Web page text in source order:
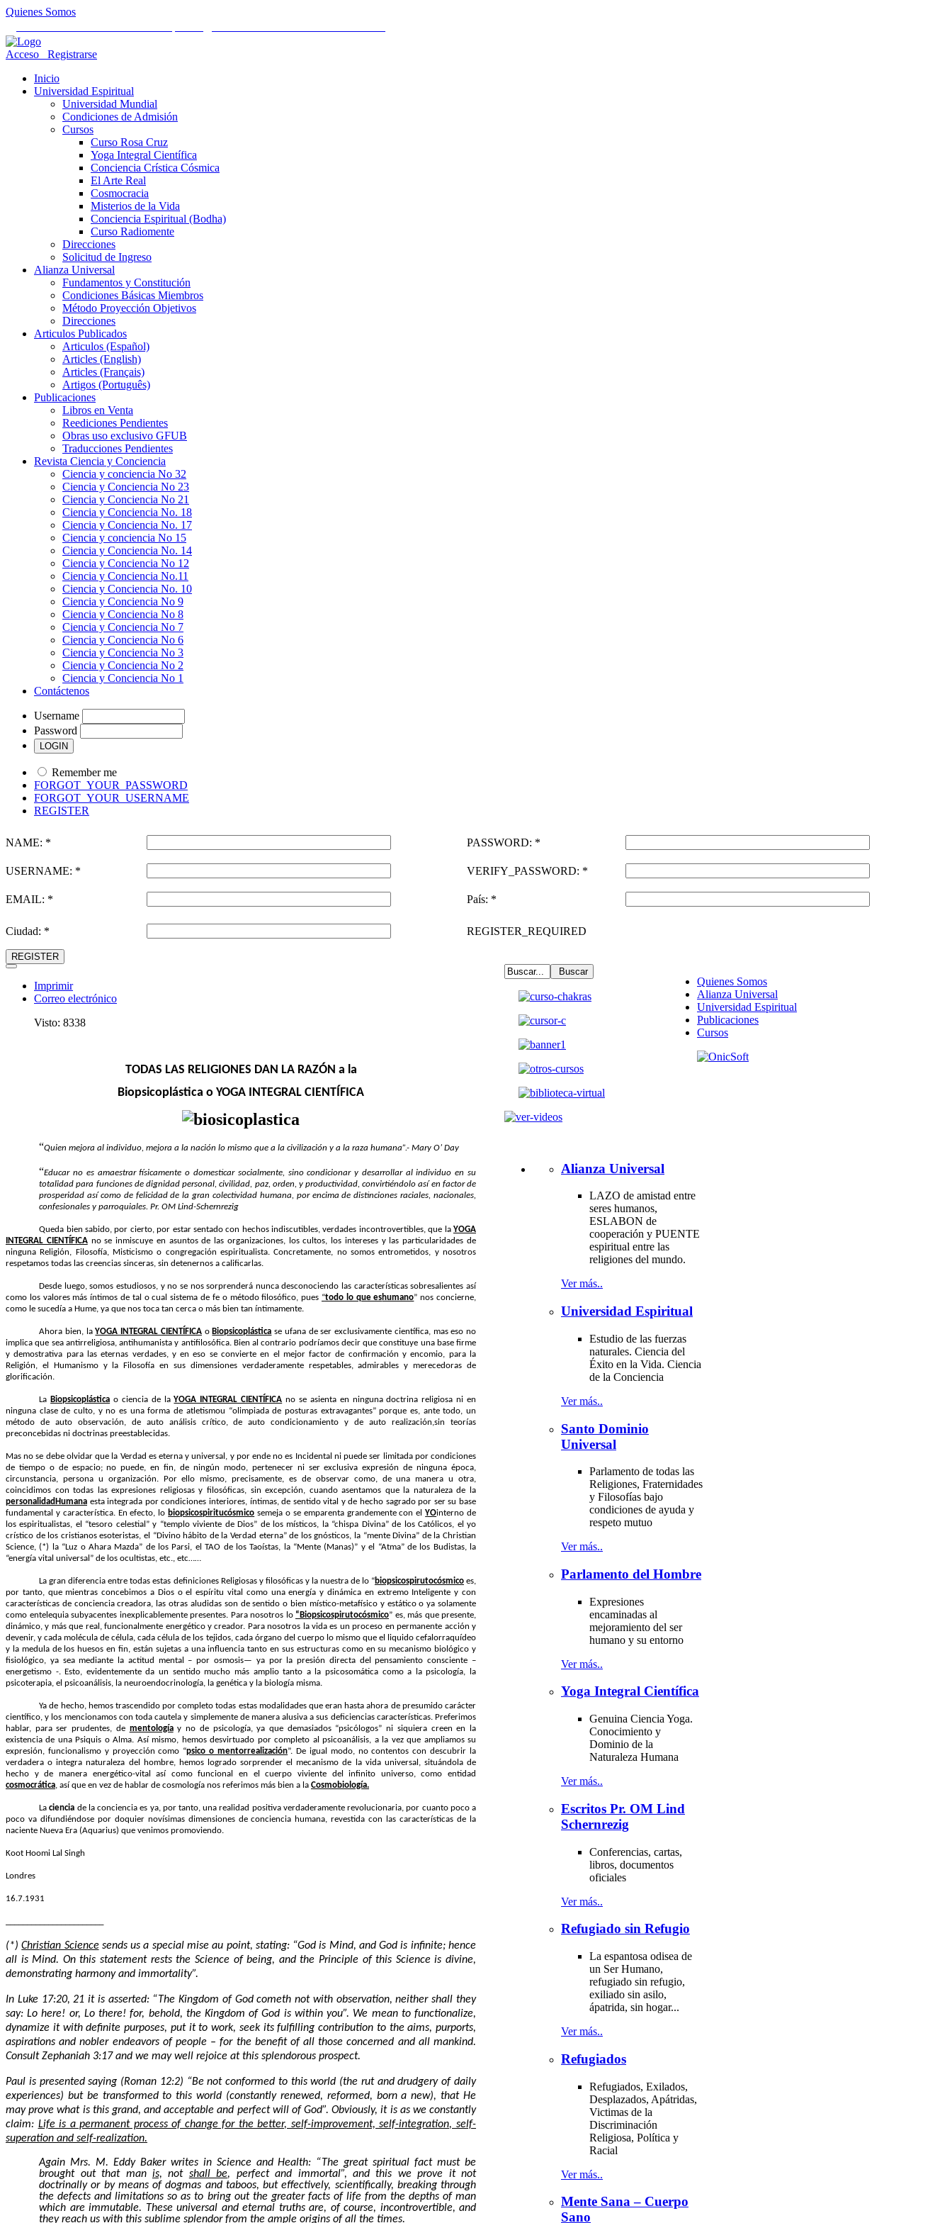
Quienes Somos
Acceso
Registrarse
Inicio
Universidad Espiritual
Universidad Mundial
Condiciones de Admisión
Cursos
Curso Rosa Cruz
Yoga Integral Científica
Conciencia Crística Cósmica
El Arte Real
Cosmocracia
Misterios de la Vida
Conciencia Espiritual (Bodha)
Curso Radiomente
Direcciones
Solicitud de Ingreso
Alianza Universal
Fundamentos y Constitución
Condiciones Básicas Miembros
Método Proyección Objetivos
Direcciones
Articulos Publicados
Articulos (Español)
Articles (English)
Articles (Français)
Artigos (Português)
Publicaciones
Libros en Venta
Reediciones Pendientes
Obras uso exclusivo GFUB
Traducciones Pendientes
Revista Ciencia y Conciencia
Ciencia y conciencia No 32
Ciencia y Conciencia No 23
Ciencia y Conciencia No 21
Ciencia y Conciencia No. 18
Ciencia y Conciencia No. 17
Ciencia y conciencia No 15
Ciencia y Conciencia No. 14
Ciencia y Conciencia No 12
Ciencia y Conciencia No.11
Ciencia y Conciencia No. 10
Ciencia y Conciencia No 9
Ciencia y Conciencia No 8
Ciencia y Conciencia No 7
Ciencia y Conciencia No 6
Ciencia y Conciencia No 3
Ciencia y Conciencia No 2
Ciencia y Conciencia No 1
Contáctenos
Username
Password
Remember me
FORGOT_YOUR_PASSWORD
FORGOT_YOUR_USERNAME
REGISTER
NAME: * PASSWORD: *
USERNAME: * VERIFY_PASSWORD: *
EMAIL: * País: *
Ciudad: * REGISTER_REQUIRED
REGISTER
Imprimir
Correo electrónico
Visto: 8338
TODAS LAS RELIGIONES DAN LA RAZÓN a la
Biopsicoplástica o YOGA INTEGRAL CIENTÍFICA
“Quien mejora al individuo, mejora a la nación lo mismo que a la civilización y a la raza humana”.- Mary O’ Day
“Educar no es amaestrar físicamente o domesticar socialmente, sino condicionar y desarrollar al individuo en su
totalidad para funciones de dignidad personal, civilidad, paz, orden, y productividad, convirtiéndolo así en factor de
prosperidad así como de felicidad de la gran colectividad humana, por encima de distinciones raciales, nacionales,
confesionales y parroquiales. Pr. OM Lind-Schernrezig
Queda bien sabido, por cierto, por estar sentado con hechos indiscutibles, verdades incontrovertibles, que la YOGA
INTEGRAL CIENTÍFICAno se inmiscuye en asuntos de las organizaciones, los cultos, los intereses y las particularidades de
ninguna Religión, Filosofía, Misticismo o congregación espiritualista. Concretamente, no somos entrometidos, y nosotros
respetamos todas las creencias sinceras, sin detenernos a calificarlas.
Desde luego, somos estudiosos, y no se nos sorprenderá nunca desconociendo las características sobresalientes así
como los valores más íntimos de tal o cual sistema de fe o método filosófico, pues “todo lo que eshumano” nos concierne,
como le sucedía a Hume, ya que nos toca tan cerca o más bien tan íntimamente.
Ahora bien, laYOGA INTEGRAL CIENTÍFICAo Biopsicoplástica se ufana de ser exclusivamente científica, mas eso no
implica que sea antirreligiosa, antihumanista y antifilosófica. Bien al contrario podríamos decir que constituye una base firme
y demostrativa para las eternas verdades, y en eso se convierte en el mejor factor de confirmación y encomio, para la
Religión, el Humanismo y la Filosofía en sus dimensiones verdaderamente respetables, admirables y merecedoras de
glorificación.
La Biopsicoplástica o ciencia de laYOGA INTEGRAL CIENTÍFICA no se asienta en ninguna doctrina religiosa ni en
ninguna clase de culto, y no es una forma de atletismou “olimpiada de posturas extravagantes” porque es, ante todo, un
método de auto observación, de auto análisis crítico, de auto condicionamiento y de auto realización,sin teorías
preconcebidas ni doctrinas preestablecidas.
Mas no se debe olvidar que la Verdad es eterna y universal, y por ende no es Incidental ni puede ser limitada por condiciones
de tiempo o de espacio; no puede, en fin, de ningún modo, pertenecer ni ser exclusiva expresión de ninguna época,
circunstancia, persona u organización. Por ello mismo, precisamente, es de observar como, de una manera u otra,
coincidimos con todas las expresiones religiosas y filosóficas, sin excepción, cuando asentamos que la naturaleza de la
personalidad Humana esta integrada por condiciones interiores, íntimas, de sentido vital y de hecho sagrado por ser su base
fundamental y característica. En efecto, lo biopsicospiritucósmico semeja o se emparenta grandemente con elYOinterno de
los espiritualistas, el “tesoro celestial” y “templo viviente de Dios” de los místicos, la “chispa Divina” de los Católicos, el yo
crístico de los cristianos esoteristas, el “Divino hábito de la Verdad eterna” de los gnósticos, la “mente Divina” de la Christian
Science, (*) la “Luz o Ahara Mazda” de los Parsi, el TAO de los Taoístas, la “Mente (Manas)” y el “Atma” de los Budistas, la
“energía vital universal” de los ocultistas, etc., etc……
La gran diferencia entre todas estas definiciones Religiosas y filosóficas y la nuestra de lo “biopsicospirutocósmicoes,
por tanto, que mientras concebimos a Dios o el espíritu vital como una energía y dinámica en extremo Inteligente y con
características de conciencia creadora, las otras aludidas son de sentido o bien místico-metafísico y estático o ya solamente
como entelequia subyacentes inexplicablemente presentes. Para nosotros lo “Biopsicospirutocósmico” es, más que presente,
dinámico, y más que real, funcionalmente energético y creador. Para nosotros la vida es un proceso en permanente acción y
devenir, y cada molécula de célula, cada célula de los tejidos, cada órgano del cuerpo lo mismo que el liquido cefalorraquídeo
y la medula de los huesos en fin, están sujetas a una influencia tanto en sus estructuras como en su mecanismo biológico y
fisiológico, ya sea mediante la actitud mental – por osmosis— ya por la presión directa del pensamiento consciente –
energetismo -. Esto, evidentemente da un sentido mucho más amplio tanto a la psicosomática como a la psicología, la
psicoterapia, el psicoanálisis, la neuroendocrinología, la genética y la biología misma.
Ya de hecho, hemos trascendido por completo todas estas modalidades que eran hasta ahora de presumido carácter
científico, y los mencionamos con toda cautela y simplemente de manera alusiva a sus deficiencias características. Preferimos
hablar, para ser prudentes, de mentologíay no de psicología, ya que demasiados “psicólogos” ni siquiera creen en la
existencia de una Psiquis o Alma. Así mismo, hemos desvirtuado por completo al psicoanálisis, a la vez que ampliamos su
expresión, funcionalismo y proyección como “psico o mentorrealización”. De igual modo, no contentos con descubrir la
verdadera o integra naturaleza del hombre, hemos logrado sorprender el mecanismo de la vida universal, situándola de
hecho y de manera energético-vital así como funcional en el cuerpo viviente del infinito universo, como entidad
cosmocrática, así que en vez de hablar de cosmología nos referimos más bien a la Cosmobiología.
Laciencia de la conciencia es ya, por tanto, una realidad positiva verdaderamente revolucionaria, por cuanto poco a
poco va difundiéndose por doquier novísimas dimensiones de conciencia humana, revestida con las características de la
naciente Nueva Era (Aquarius) que venimos promoviendo.
Koot Hoomi Lal Singh
Londres
16.7.1931
(*)Christian Sciencesends us a special mise au point, stating: “God is Mind, and God is infinite; hence
all is Mind. On this statement rests the Science of being, and the Principle of this Science is divine,
demonstrating harmony and immortality”.
In Luke 17:20, 21 it is asserted: “The Kingdom of God cometh not with observation, neither shall they
say: Lo here! or, Lo there! for, behold, the Kingdom of God is within you”. We mean to functionalize,
dynamize it with definite purposes, put it to work, seek its fulfilling contribution to the aims, purports,
aspirations and nobler endeavors of people – for the benefit of all those concerned and all mankind.
Consult Zephaniah 3:17 and we may well rejoice at this splendorous prospect.
Paul is presented saying (Roman 12:2) “Be not conformed to this world (the rut and drudgery of daily
experiences) but be transformed to this world (constantly renewed, reformed, born a new), that He
may prove what is this grand, and acceptable and perfect will of God”. Obviously, it is as we constantly
claim: Life is a permanent process of change for the better, self-improvement, self-integration, self-
superation and self-realization.
Again Mrs. M. Eddy Baker writes in Science and Health: “The great spiritual fact must be
brought out that man is, not shall be, perfect and immortal”, and this we prove it not
doctrinally or by means of dogmas and taboos, but effectively, scientifically, breaking through
the defects and limitations so as to bring out the greater facts of life from the depths of man
which are immutable. These universal and eternal truths are, of course, incontrovertible, and
they reach us with this sublime splendor from the ample origins of all the times.
Alianza Universal
LAZO de amistad entre
seres humanos,
ESLABON de
cooperación y PUENTE
espiritual entre las
religiones del mundo.
Ver más..
Universidad Espiritual
Estudio de las fuerzas
naturales. Ciencia del
Éxito en la Vida. Ciencia
de la Conciencia
Ver más..
Santo Dominio
Universal
Parlamento de todas las
Religiones, Fraternidades
y Filosofías bajo
condiciones de ayuda y
respeto mutuo
Ver más..
Parlamento del Hombre
Expresiones
encaminadas al
mejoramiento del ser
humano y su entorno
Ver más..
Yoga Integral Científica
Genuina Ciencia Yoga.
Conocimiento y
Dominio de la
Naturaleza Humana
Ver más..
Escritos Pr. OM Lind
Schernrezig
Conferencias, cartas,
libros, documentos
oficiales
Ver más..
Refugiado sin Refugio
La espantosa odisea de
un Ser Humano,
refugiado sin refugio,
exiliado sin asilo,
ápatrida, sin hogar...
Ver más..
Refugiados
Refugiados, Exilados,
Desplazados, Apátridas,
Victimas de la
Discriminación
Religiosa, Política y
Racial
Ver más..
Mente Sana – Cuerpo
Sano
Quienes Somos
Alianza Universal
Universidad Espiritual
Publicaciones
Cursos